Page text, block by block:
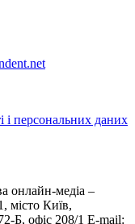
і персональних даних
онлайн-медіа –
місто Київ,
офіс 208/1 E-mail: